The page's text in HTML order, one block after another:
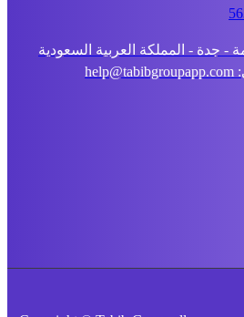
- المملكة العربية السعودية